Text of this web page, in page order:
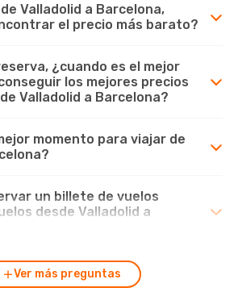
Valladolid a Barcelona,
el precio más barato?
¿cuando es el mejor
los mejores precios
Valladolid a Barcelona?
momento para viajar de
un billete de vuelos
desde Valladolid a
Ver más preguntas